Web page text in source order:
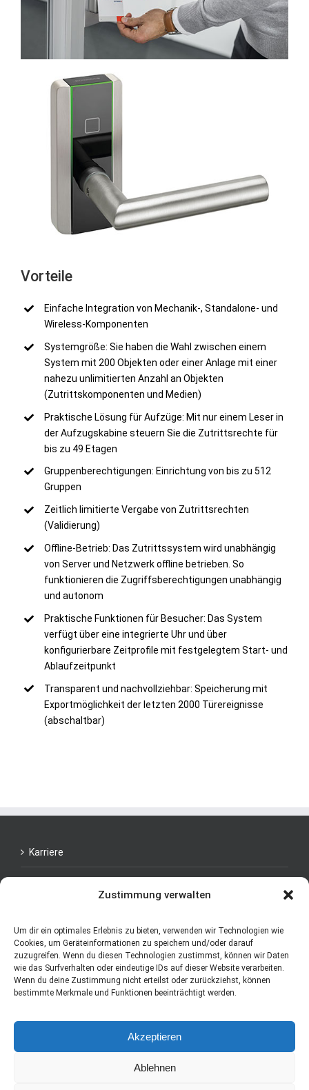
Zustimmung verwalten
Um dir ein optimales Erlebnis zu bieten, verwenden wir Technologien wie
Cookies, um Geräteinformationen zu speichern und/oder darauf
zuzugreifen. Wenn du diesen Technologien zustimmst, können wir Daten
wie das Surfverhalten oder eindeutige IDs auf dieser Website verarbeiten.
Wenn du deine Zustimmung nicht erteilst oder zurückziehst, können
bestimmte Merkmale und Funktionen beeinträchtigt werden.
Akzeptieren
Ablehnen
Vorteile
Einfache Integration von Mechanik-, Standalone- und
Wireless-Komponenten
Systemgröße: Sie haben die Wahl zwischen einem
System mit 200 Objekten oder einer Anlage mit einer
nahezu unlimitierten Anzahl an Objekten
(Zutrittskomponenten und Medien)
Praktische Lösung für Aufzüge: Mit nur einem Leser in
der Aufzugskabine steuern Sie die Zutrittsrechte für
bis zu 49 Etagen
Gruppenberechtigungen: Einrichtung von bis zu 512
Gruppen
Zeitlich limitierte Vergabe von Zutrittsrechten
(Validierung)
Offline-Betrieb: Das Zutrittssystem wird unabhängig
von Server und Netzwerk offline betrieben. So
funktionieren die Zugriffsberechtigungen unabhängig
und autonom
Praktische Funktionen für Besucher: Das System
verfügt über eine integrierte Uhr und über
konfigurierbare Zeitprofile mit festgelegtem Start- und
Ablaufzeitpunkt
Transparent und nachvollziehbar: Speicherung mit
Exportmöglichkeit der letzten 2000 Türereignisse
(abschaltbar)
Karriere
Impressum